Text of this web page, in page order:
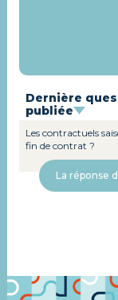
Dernière
publiée
Les contractuels
fin de contrat ?
La réponse